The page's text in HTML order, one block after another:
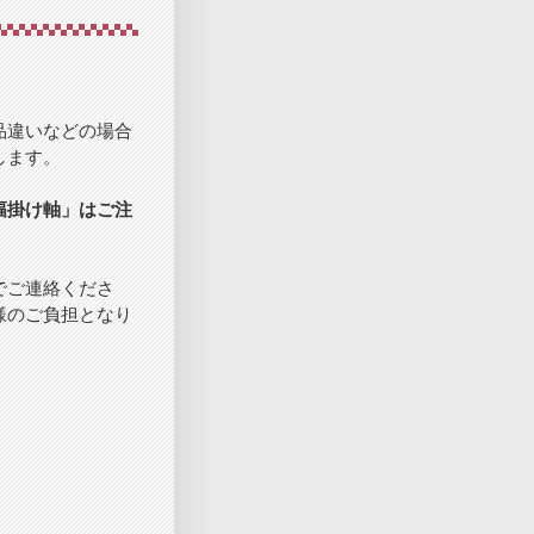
違いなどの場合
ます。
掛け軸」はご注
ご連絡くださ
のご負担となり